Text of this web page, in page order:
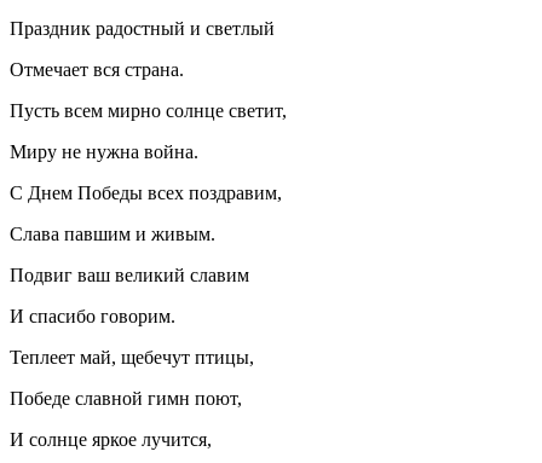
Праздник радостный и светлый
Отмечает вся страна.
Пусть всем мирно солнце светит,
Миру не нужна война.
С Днем Победы всех поздравим,
Слава павшим и живым.
Подвиг ваш великий славим
И спасибо говорим.
Теплеет май, щебечут птицы,
Победе славной гимн поют,
И солнце яркое лучится,